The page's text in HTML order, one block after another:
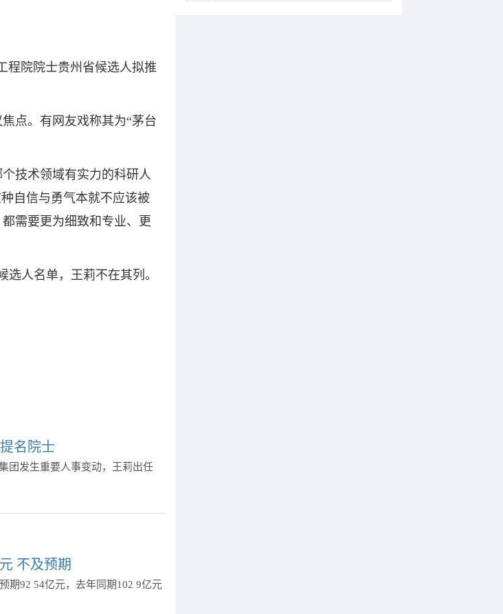
程院院士贵州省候选人拟推
点。有网友戏称其为“茅台
技术领域有实力的科研人
自信与勇气本就不应该被
需要更为细致和专业、更
选人名单，王莉不在其列。
名院士
团发生重要人事变动，王莉出任
不及预期
期92 54亿元，去年同期102 9亿元